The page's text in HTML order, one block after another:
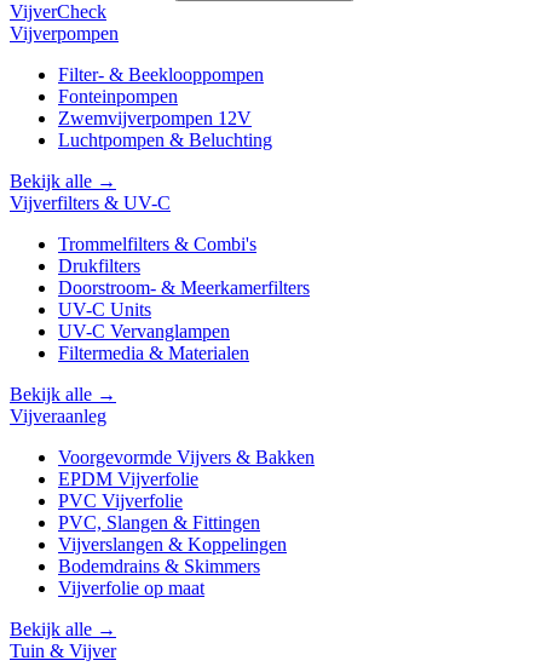
VijverCheck
Vijverpompen
Filter- & Beeklooppompen
Fonteinpompen
Zwemvijverpompen 12V
Luchtpompen & Beluchting
Bekijk alle →
Vijverfilters & UV-C
Trommelfilters & Combi's
Drukfilters
Doorstroom- & Meerkamerfilters
UV-C Units
UV-C Vervanglampen
Filtermedia & Materialen
Bekijk alle →
Vijveraanleg
Voorgevormde Vijvers & Bakken
EPDM Vijverfolie
PVC Vijverfolie
PVC, Slangen & Fittingen
Vijverslangen & Koppelingen
Bodemdrains & Skimmers
Vijverfolie op maat
Bekijk alle →
Tuin & Vijver